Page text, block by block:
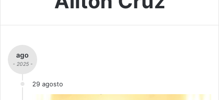
ago
- 2025 -
29 agosto